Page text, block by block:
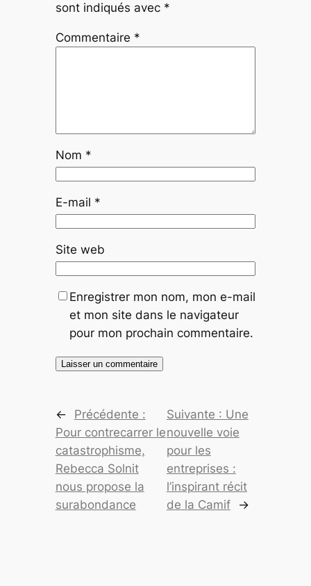
sont indiqués avec *
Commentaire *
Nom *
E-mail *
Site web
Enregistrer mon nom, mon e-mail
et mon site dans le navigateur
pour mon prochain commentaire.
←
Précédente :
Pour contrecarrer le
catastrophisme,
Rebecca Solnit
nous propose la
surabondance
Suivante : Une
nouvelle voie
pour les
entreprises :
l’inspirant récit
de la Camif
→